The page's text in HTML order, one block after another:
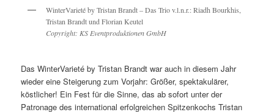
WinterVarieté by Tristan Brandt – Das Trio v.l.n.r.: Riadh Bourkhis,
Tristan Brandt und Florian Keutel
Copyright: KS Eventproduktionen GmbH
Das WinterVarieté by Tristan Brandt war auch in diesem Jahr
wieder eine Steigerung zum Vorjahr: Größer, spektakulärer,
köstlicher! Ein Fest für die Sinne, das ab sofort unter der
Patronage des international erfolgreichen Spitzenkochs Tristan